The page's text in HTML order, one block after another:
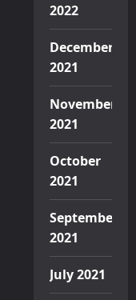
2022
December
2021
November
2021
October
2021
September
2021
July 2021